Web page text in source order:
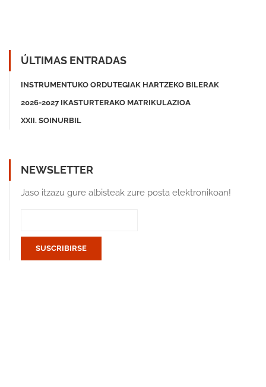
ÚLTIMAS ENTRADAS
INSTRUMENTUKO ORDUTEGIAK HARTZEKO BILERAK
2026-2027 IKASTURTERAKO MATRIKULAZIOA
XXII. SOINURBIL
NEWSLETTER
Jaso itzazu gure albisteak zure posta elektronikoan!